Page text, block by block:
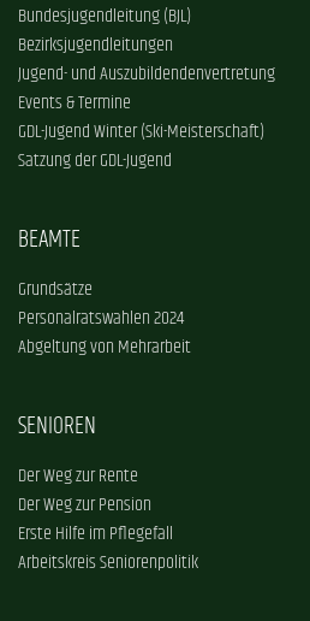
Bundesjugendleitung (BJL)
Bezirksjugendleitungen
Jugend- und Auszubildendenvertretung
Events & Termine
GDL-Jugend Winter (Ski-Meisterschaft)
Satzung der GDL-Jugend
BEAMTE
Grundsätze
Personalratswahlen 2024
Abgeltung von Mehrarbeit
SENIOREN
Der Weg zur Rente
Der Weg zur Pension
Erste Hilfe im Pflegefall
Arbeitskreis Seniorenpolitik